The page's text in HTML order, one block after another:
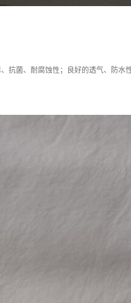
抗菌、耐腐蚀性；良好的透气、防